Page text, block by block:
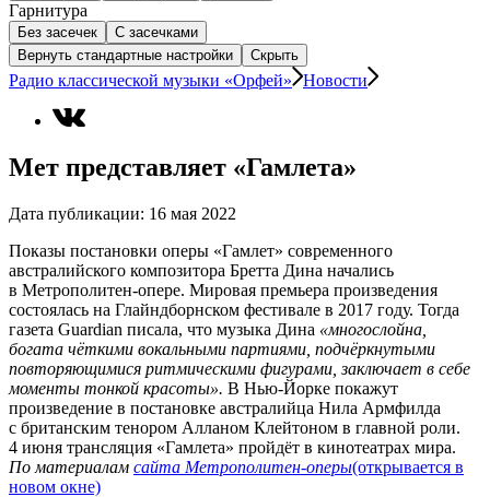
Гарнитура
Без засечек
С засечками
Вернуть стандартные настройки
Скрыть
Радио классической музыки «Орфей» Новости
Мет представляет «Гамлета»
Дата публикации: 16 мая 2022
Показы постановки оперы «Гамлет» современного
австралийского композитора Бретта Дина начались
в Метрополитен-опере. Мировая премьера произведения
состоялась на Глайндборнском фестивале в 2017 году. Тогда
газета Guardian писала, что музыка Дина «многослойна,
богата чёткими вокальными партиями, подчёркнутыми
повторяющимися ритмическими фигурами, заключает в себе
моменты тонкой красоты». В Нью-Йорке покажут
произведение в постановке австралийца Нила Армфилда
с британским тенором Алланом Клейтоном в главной роли.
4 июня трансляция «Гамлета» пройдёт в кинотеатрах мира.
По материалам сайта Метрополитен-оперы(открывается в
новом окне)